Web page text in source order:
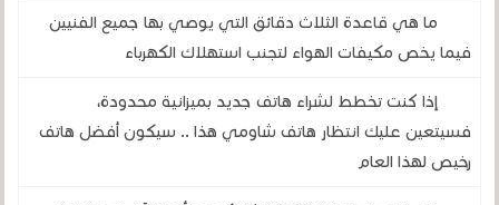
ما هي قاعدة الثلاث دقائق التي يوصي بها جميع الفنيين
فيما يخص مكيفات الهواء لتجنب استهلاك الكهرباء
إذا كنت تخطط لشراء هاتف جديد بميزانية محدودة،
فسيتعين عليك انتظار هاتف شاومي هذا .. سيكون أفضل هاتف
رخيص لهذا العام